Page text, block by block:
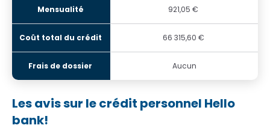
921,05 €
66 315,60 €
Aucun
Les avis sur le crédit personnel Hello
bank!